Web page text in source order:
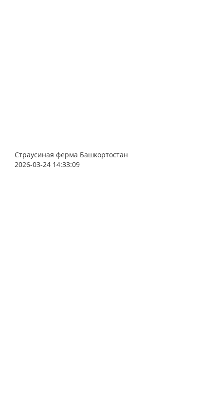
Страусиная ферма Башкортостан
2026-03-24 14:33:09